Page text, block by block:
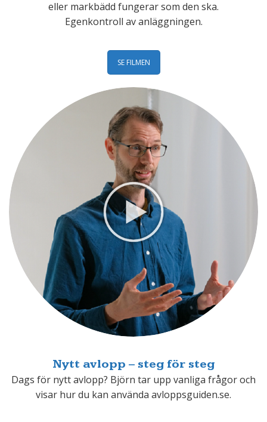
eller markbädd fungerar som den ska.
Egenkontroll av anläggningen.
SE FILMEN
Nytt avlopp – steg för steg
Dags för nytt avlopp? Björn tar upp vanliga frågor och
visar hur du kan använda avloppsguiden.se.